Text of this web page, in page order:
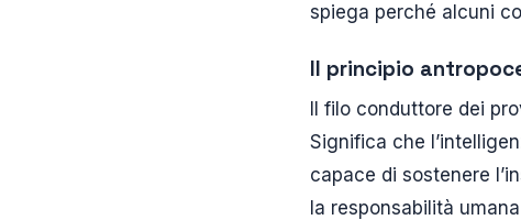
spiega perché alcuni
Il principio
Il filo conduttore dei
Significa che
capace di sostenere
la responsabilità